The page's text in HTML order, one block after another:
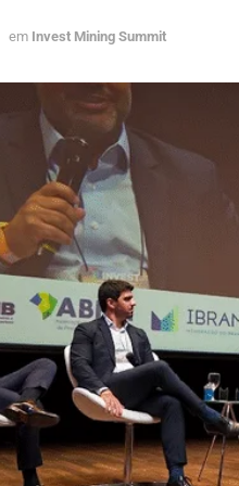
em Invest Mining Summit